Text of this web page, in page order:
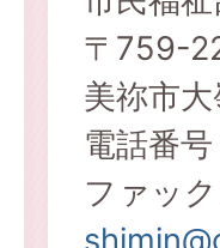
〒759-
美祢市
電話番
ファッ